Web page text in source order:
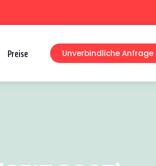
Preise Unverbindliche Anfrage